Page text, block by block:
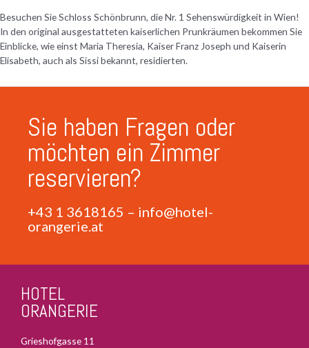
Besuchen Sie Schloss Schönbrunn, die Nr. 1 Sehenswürdigkeit in Wien!
In den original ausgestatteten kaiserlichen Prunkräumen bekommen Sie
Einblicke, wie einst Maria Theresia, Kaiser Franz Joseph und Kaiserin
Elisabeth, auch als Sissi bekannt, residierten.
Sie haben Fragen oder
möchten ein Zimmer
reservieren?
+43 1 3618165 – info@hotel-
orangerie.at
HOTEL
ORANGERIE
Grieshofgasse 11